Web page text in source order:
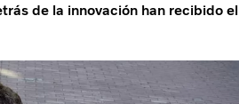
de la innovación han recibido el